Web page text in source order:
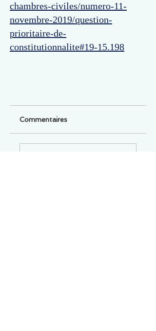
chambres-civiles/numero-11-
novembre-2019/question-
prioritaire-de-
constitutionnalite#19-15.198
Commentaires